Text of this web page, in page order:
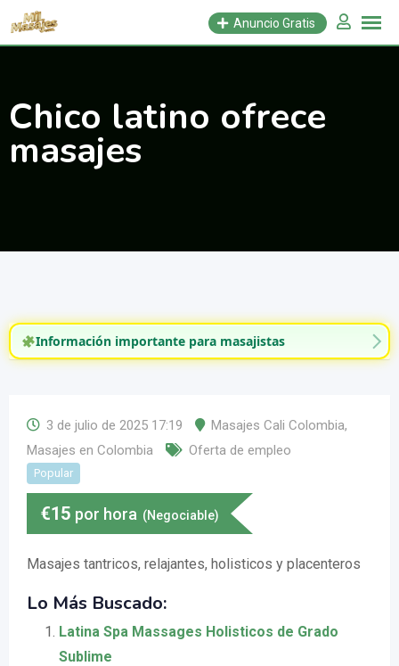
Saltar
Anuncio Gratis
Chico latino ofrece
masajes
Información importante para masajistas
3 de julio de 2025 17:19 Masajes Cali Colombia,
Masajes en Colombia
Oferta de empleo
Popular
€15 por hora (Negociable)
Masajes tantricos, relajantes, holisticos y placenteros
Lo Más Buscado:
Latina Spa Massages Holisticos de Grado
Sublime